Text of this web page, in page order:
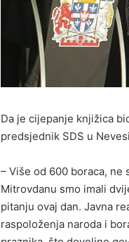
Da je cijepanje knjižica
predsjednik SDS u
– Više od 600 boraca,
Mitrovdanu smo imali
pitanju ovaj dan. Javna
raspoloženja naroda i